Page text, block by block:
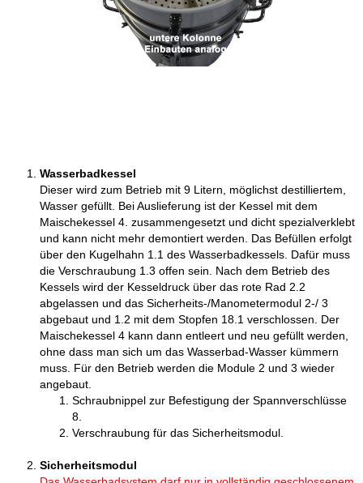
Wasserbadkessel
Dieser wird zum Betrieb mit 9 Litern, möglichst destilliertem,
Wasser gefüllt. Bei Auslieferung ist der Kessel mit dem
Maischekessel 4. zusammengesetzt und dicht spezialverklebt
und kann nicht mehr demontiert werden. Das Befüllen erfolgt
über den Kugelhahn 1.1 des Wasserbadkessels. Dafür muss
die Verschraubung 1.3 offen sein.
Nach dem Betrieb des
Kessels wird der Kesseldruck über das rote Rad 2.2
abgelassen und das Sicherheits-/Manometermodul 2-/ 3
abgebaut und 1.2 mit dem Stopfen 18.1 verschlossen. Der
Maischekessel 4 kann dann entleert und neu gefüllt werden,
ohne dass man sich um das Wasserbad-Wasser kümmern
muss. Für den Betrieb werden die Module 2 und 3 wieder
angebaut.
Schraubnippel zur Befestigung der Spannverschlüsse
8.
Verschraubung für das Sicherheitsmodul.
Sicherheitsmodul